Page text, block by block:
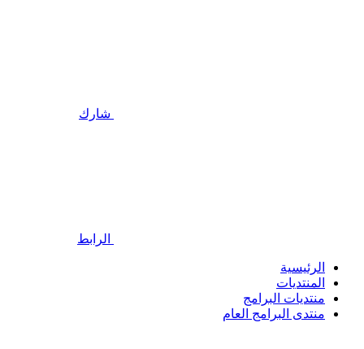
شارك
الرابط
الرئيسية
المنتديات
منتديات البرامج
منتدى البرامج العام